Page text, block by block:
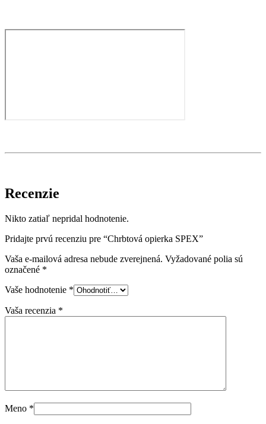
Recenzie
Nikto zatiaľ nepridal hodnotenie.
Pridajte prvú recenziu pre “Chrbtová opierka SPEX”
Vaša e-mailová adresa nebude zverejnená. Vyžadované polia sú
označené *
Vaše hodnotenie *
Vaša recenzia *
Meno *